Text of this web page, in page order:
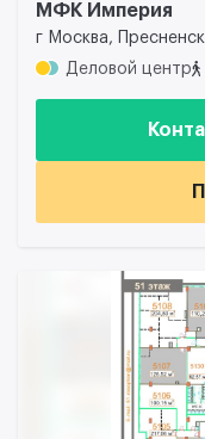
МФК Империя
г Москва,
Деловой центр